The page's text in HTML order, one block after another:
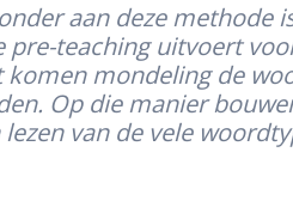
aan deze methode
pre-teaching uitvoert
mondeling de
Op die manier
van de vele